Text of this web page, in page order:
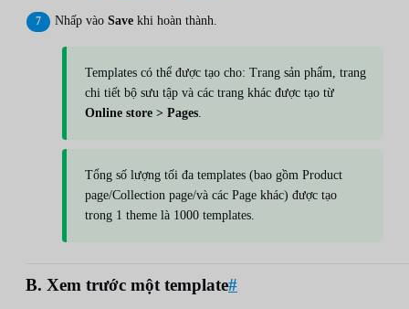
Nhấp vào Save khi hoàn thành.
Templates có thể được tạo cho: Trang sản phẩm, trang
chi tiết bộ sưu tập và các trang khác được tạo từ
Online store > Pages.
Tổng số lượng tối đa templates (bao gồm Product
page/Collection page/và các Page khác) được tạo
trong 1 theme là 1000 templates.
B. Xem trước một template#